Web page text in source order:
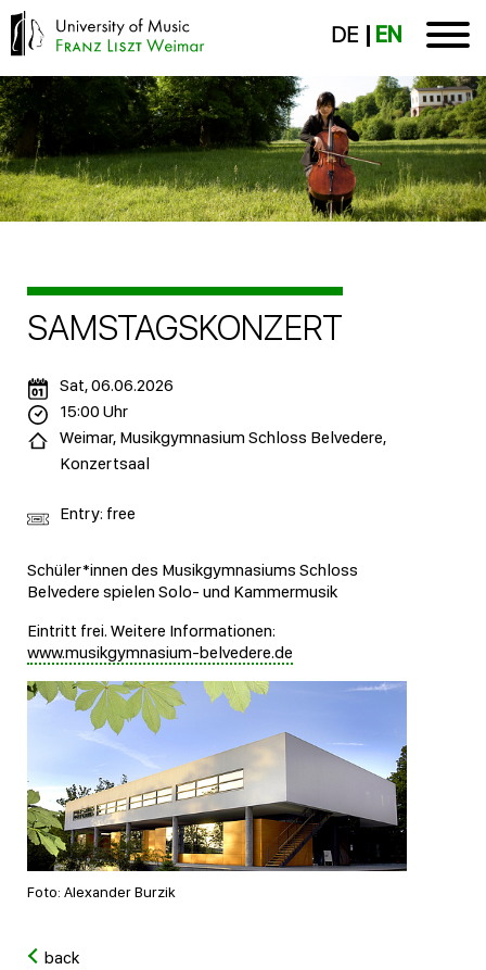
DE EN
SAMSTAGSKONZERT
Schüler*innen des Musikgymnasiums Schloss
Belvedere spielen Solo- und Kammermusik
Eintritt frei. Weitere Informationen:
www.musikgymnasium-belvedere.de
Foto: Alexander Burzik
Sat, 06.06.2026
15:00 Uhr
Weimar, Musikgymnasium Schloss Belvedere,
Konzertsaal
Entry: free
back